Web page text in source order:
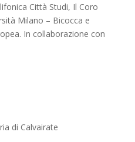
Città Studi, Il Coro
Milano – Bicocca e
In collaborazione con
di Calvairate